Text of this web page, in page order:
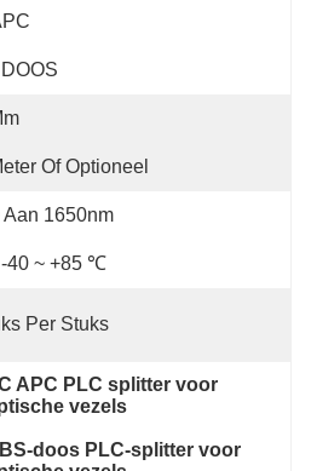
Of Optioneel
Aan 1650nm
-40 ~ +85 ℃
Per Stuks
APC PLC splitter voor
vezels
doos PLC-splitter voor